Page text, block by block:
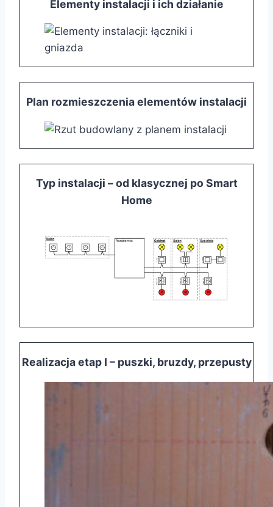
Elementy instalacji i ich działanie
Plan rozmieszczenia elementów instalacji
Typ instalacji – od klasycznej po Smart
Home
Realizacja etap I – puszki, bruzdy, przepusty